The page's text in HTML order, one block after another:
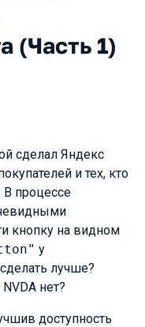
(Часть 1)
сделал Яндекс
и тех, кто
В процессе
кнопку на видном
у
лучше?
нет?
доступность